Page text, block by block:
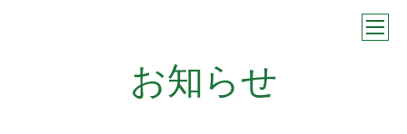
お知らせ